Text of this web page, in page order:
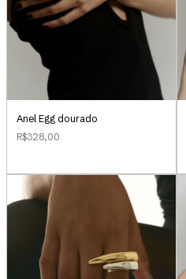
Anel Egg dourado
R$328,00